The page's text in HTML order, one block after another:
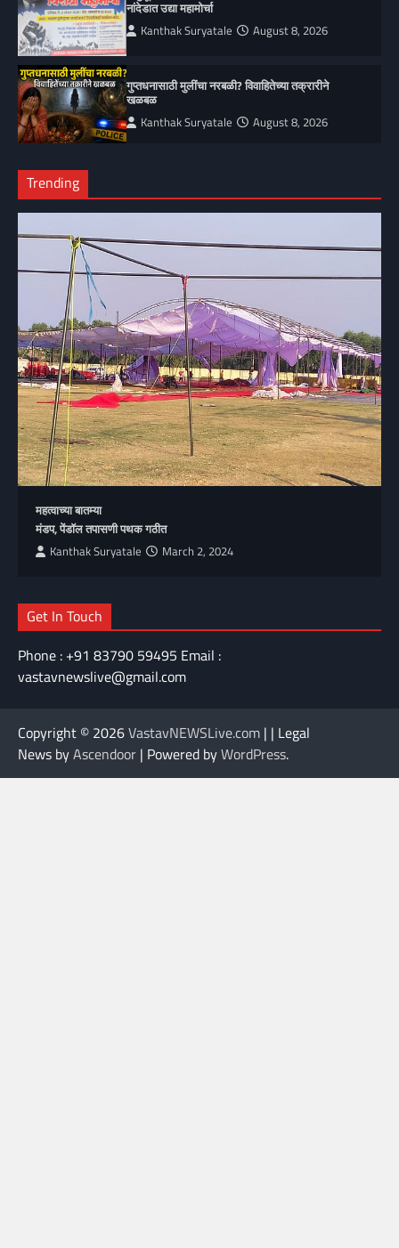
नांदेडात उद्या महामोर्चा
Kanthak Suryatale August 8, 2026
गुप्तधनासाठी मुलींचा नरबळी? विवाहितेच्या तक्रारीने
खळबळ
Kanthak Suryatale August 8, 2026
Trending
महत्वाच्या बातम्या
मंडप, पेंडॉल तपासणी पथक गठीत
Kanthak Suryatale March 2, 2024
Get In Touch
Phone : +91 83790 59495 Email :
vastavnewslive@gmail.com
Copyright © 2026VastavNEWSLive.com | | Legal
News byAscendoor | Powered byWordPress.